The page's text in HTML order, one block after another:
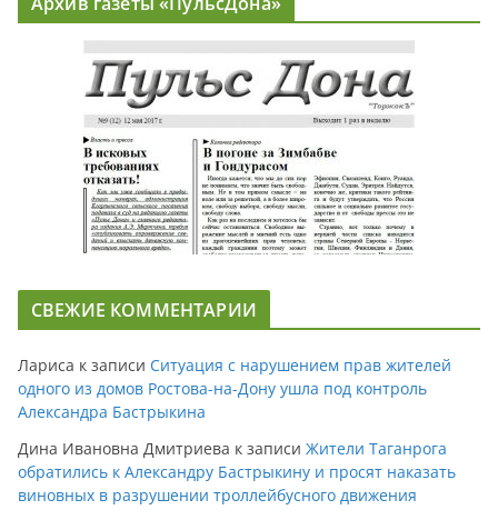
СВЕЖИЕ КОММЕНТАРИИ
Лариса к записи Ситуация с нарушением прав жителей
одного из домов Ростова-на-Дону ушла под контроль
Александра Бастрыкина
Дина Ивановна Дмитриева к записи Жители Таганрога
обратились к Александру Бастрыкину и просят наказать
виновных в разрушении троллейбусного движения